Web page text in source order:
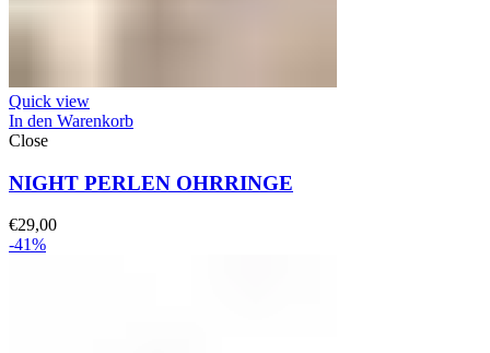
Quick view
In den Warenkorb
Close
NIGHT PERLEN OHRRINGE
€29,00
-41%